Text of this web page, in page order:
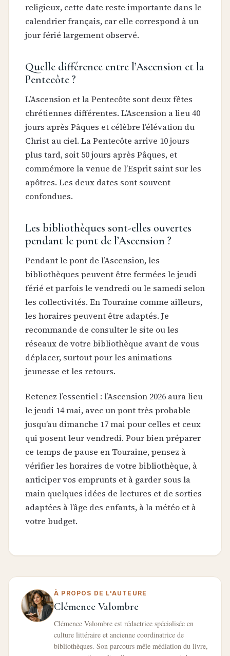
religieux, cette date reste importante dans le
calendrier français, car elle correspond à un
jour férié largement observé.
Quelle différence entre l’Ascension et la
Pentecôte ?
L’Ascension et la Pentecôte sont deux fêtes
chrétiennes différentes. L’Ascension a lieu 40
jours après Pâques et célèbre l’élévation du
Christ au ciel. La Pentecôte arrive 10 jours
plus tard, soit 50 jours après Pâques, et
commémore la venue de l’Esprit saint sur les
apôtres. Les deux dates sont souvent
confondues.
Les bibliothèques sont-elles ouvertes
pendant le pont de l’Ascension ?
Pendant le pont de l’Ascension, les
bibliothèques peuvent être fermées le jeudi
férié et parfois le vendredi ou le samedi selon
les collectivités. En Touraine comme ailleurs,
les horaires peuvent être adaptés. Je
recommande de consulter le site ou les
réseaux de votre bibliothèque avant de vous
déplacer, surtout pour les animations
jeunesse et les retours.
Retenez l’essentiel : l’Ascension 2026 aura lieu
le jeudi 14 mai, avec un pont très probable
jusqu’au dimanche 17 mai pour celles et ceux
qui posent leur vendredi. Pour bien préparer
ce temps de pause en Touraine, pensez à
vérifier les horaires de votre bibliothèque, à
anticiper vos emprunts et à garder sous la
main quelques idées de lectures et de sorties
adaptées à l’âge des enfants, à la météo et à
votre budget.
À PROPOS DE L'AUTEURE
Clémence Valombre
Clémence Valombre est rédactrice spécialisée en
culture littéraire et ancienne coordinatrice de
bibliothèques. Son parcours mêle médiation du livre,